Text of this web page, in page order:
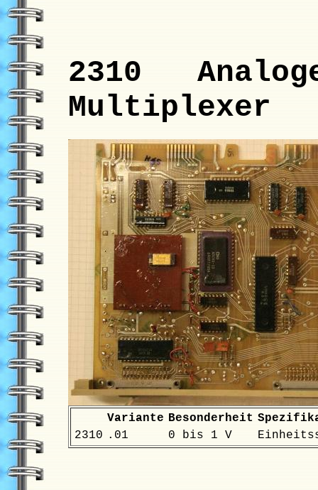
2310
Multiplexer
Variante Besonderheit
2310 .01 0 bis 1 V